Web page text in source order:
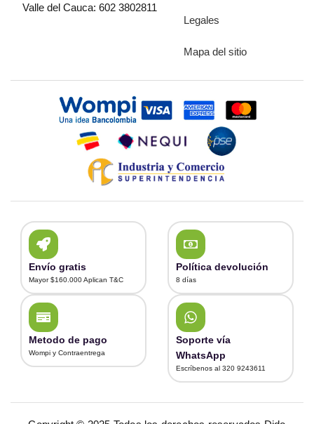
Valle del Cauca: 602 3802811
Legales
Mapa del sitio
Envío gratis
Mayor $160.000 Aplican T&C
Política devolución
8 días
Metodo de pago
Wompi y Contraentrega
Soporte vía
WhatsApp
Escríbenos al 320 9243611